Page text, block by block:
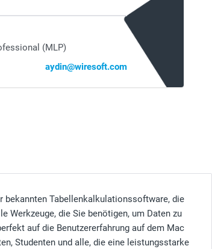
(MLP)
aydin@wiresoft.com
bekannten Tabellenkalkulationssoftware, die
Werkzeuge, die Sie benötigen, um Daten zu
auf die Benutzererfahrung auf dem Mac
Studenten und alle, die eine leistungsstarke